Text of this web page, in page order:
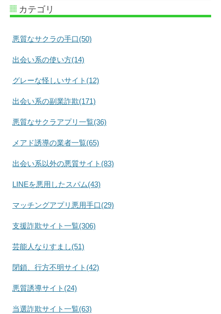
カテゴリ
悪質なサクラの手口(50)
出会い系の使い方(14)
グレーな怪しいサイト(12)
出会い系の副業詐欺(171)
悪質なサクラアプリ一覧(36)
メアド誘導の業者一覧(65)
出会い系以外の悪質サイト(83)
LINEを悪用したスパム(43)
マッチングアプリ悪用手口(29)
支援詐欺サイト一覧(306)
芸能人なりすまし(51)
閉鎖、行方不明サイト(42)
悪質誘導サイト(24)
当選詐欺サイト一覧(63)